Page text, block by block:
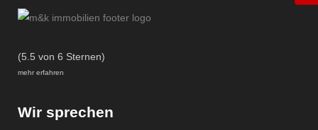
(5.5 von 6 Sternen)
mehr erfahren
Wir sprechen